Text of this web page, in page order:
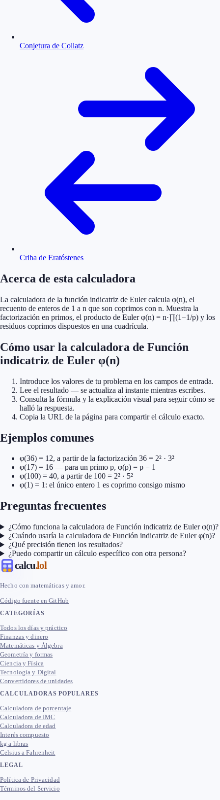
Conjetura de Collatz
Criba de Eratóstenes
Acerca de esta calculadora
La calculadora de la función indicatriz de Euler calcula φ(n), el
recuento de enteros de 1 a n que son coprimos con n. Muestra la
factorización en primos, el producto de Euler φ(n) = n·∏(1−1/p) y los
residuos coprimos dispuestos en una cuadrícula.
Cómo usar la calculadora de Función
indicatriz de Euler φ(n)
Introduce los valores de tu problema en los campos de entrada.
Lee el resultado — se actualiza al instante mientras escribes.
Consulta la fórmula y la explicación visual para seguir cómo se
halló la respuesta.
Copia la URL de la página para compartir el cálculo exacto.
Ejemplos comunes
φ(36) = 12, a partir de la factorización 36 = 2² · 3²
φ(17) = 16 — para un primo p, φ(p) = p − 1
φ(100) = 40, a partir de 100 = 2² · 5²
φ(1) = 1: el único entero 1 es coprimo consigo mismo
Preguntas frecuentes
¿Cómo funciona la calculadora de Función indicatriz de Euler φ(n)?
¿Cuándo usaría la calculadora de Función indicatriz de Euler φ(n)?
¿Qué precisión tienen los resultados?
¿Puedo compartir un cálculo específico con otra persona?
calcu.lol
Hecho con matemáticas y amor.
Código fuente en GitHub
CATEGORÍAS
Todos los días y práctico
Finanzas y dinero
Matemáticas y Álgebra
Geometría y formas
Ciencia y Física
Tecnología y Digital
Convertidores de unidades
CALCULADORAS POPULARES
Calculadora de porcentaje
Calculadora de IMC
Calculadora de edad
Interés compuesto
kg a libras
Celsius a Fahrenheit
LEGAL
Política de Privacidad
Términos del Servicio